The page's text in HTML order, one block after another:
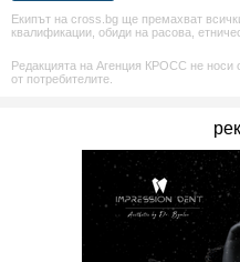
Екипът на cross.bg ще премахват
квалификации, обиди на расова,
Редакцията на Агенция КРОСС не носи
от потребителите.